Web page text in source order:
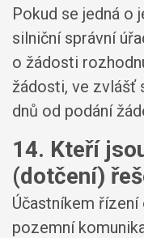
Pokud se jedná o
silniční správní
o žádosti
žádosti, ve zvlášť
dnů od podání
14. Kteří
(dotčení)
Účastníkem
pozemní